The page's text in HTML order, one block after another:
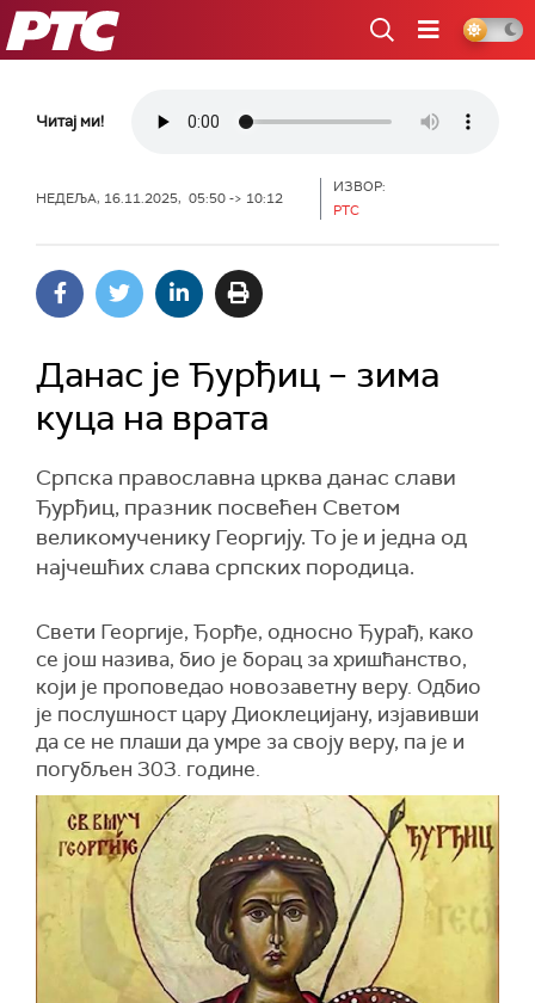
РТС
Читај ми!
НЕДЕЉА, 16.11.2025, 05:50 -> 10:12
ИЗВОР:
РТС
Данас је Ђурђиц – зима
куца на врата
Српска православна црква данас слави
Ђурђиц, празник посвећен Светом
великомученику Георгију. То је и једна од
најчешћих слава српских породица.
Свети Георгије, Ђорђе, односно Ђурађ, како
се још назива, био је борац за хришћанство,
који је проповедао новозаветну веру. Одбио
је послушност цару Диоклецијану, изјавивши
да се не плаши да умре за своју веру, па је и
погубљен 303. године.